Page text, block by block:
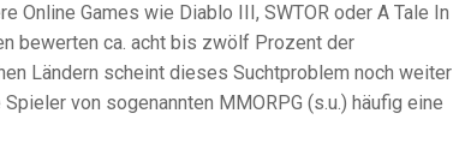
Online Games wie Diablo III, SWTOR oder A Tale In
bewerten ca. acht bis zwölf Prozent der
Ländern scheint dieses Suchtproblem noch weiter
von sogenannten MMORPG (s.u.) häufig eine